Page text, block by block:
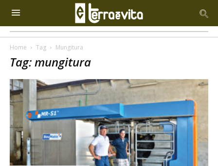
Home Tag Mungitura
Tag: mungitura